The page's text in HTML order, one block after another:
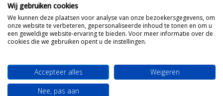
E:info@floravannederland.nl
Plein 1992 70F 6221JP Maastricht
T: 06 41237586
KVK: 76114821 btw: NL860512289B01
WebdesignTon Haexvoor © 2008 - 2026 Flora van
Wij gebruiken cookies
We kunnen deze plaatsen voor analyse van onze bezoekersgegevens, om
onze website te verbeteren, gepersonaliseerde inhoud te tonen en om u
een geweldige website-ervaring te bieden. Voor meer informatie over de
cookies die we gebruiken opent u de instellingen.
Accepteer alles
Weigeren
Nee, pas aan